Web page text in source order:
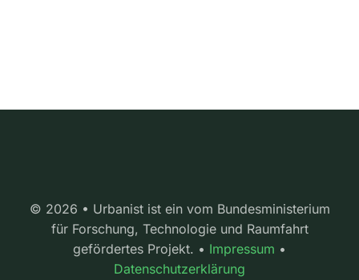
© 2026 • Urbanist ist ein vom Bundesministerium
für Forschung, Technologie und Raumfahrt
gefördertes Projekt. • Impressum •
Datenschutzerklärung